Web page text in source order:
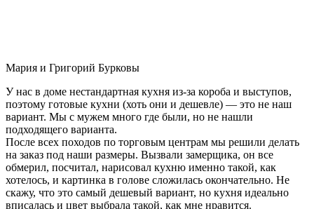
Мария и Григорий Бурковы
У нас в доме нестандартная кухня из-за короба и выступов,
поэтому готовые кухни (хоть они и дешевле) — это не наш
вариант. Мы с мужем много где были, но не нашли
подходящего варианта.
После всех походов по торговым центрам мы решили делать
на заказ под наши размеры. Вызвали замерщика, он все
обмерил, посчитал, нарисовал кухню именно такой, как
хотелось, и картинка в голове сложилась окончательно. Не
скажу, что это самый дешевый вариант, но кухня идеально
вписалась и цвет выбрала такой, как мне нравится.